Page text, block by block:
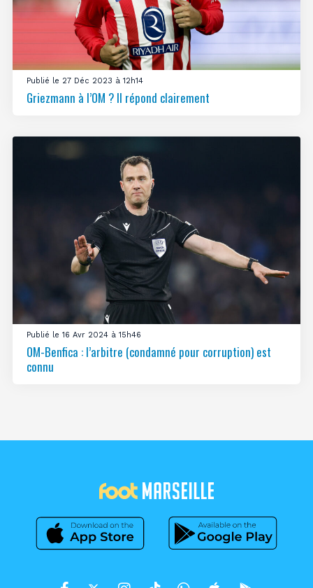
Publié le 27 Déc 2023 à 12h14
Griezmann à l’OM ? Il répond clairement
Publié le 16 Avr 2024 à 15h46
OM-Benfica : l’arbitre (condamné pour corruption) est
connu